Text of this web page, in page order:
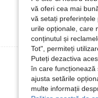
Vezi Mai Multe
vă oferi cea mai
vă setați preferințele
urile opționale, care
conținutul și
Tot", permiteți
Puteți dezactiva
în care funcționează
ajusta setările
multe informații